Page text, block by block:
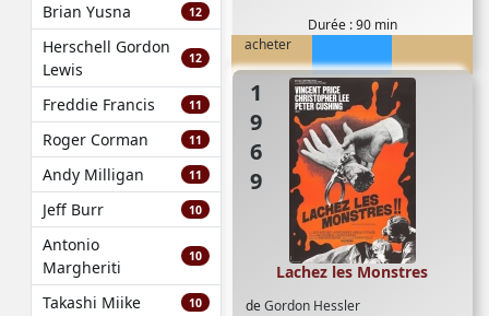
Brian Yusna 12
Herschell Gordon
Lewis
12
Freddie Francis 11
Roger Corman 11
Andy Milligan 11
Jeff Burr 10
Antonio
Margheriti
10
Takashi Miike 10
Durée : 90 min
acheter
1969
deGordon Hessler
Lachez les Monstres